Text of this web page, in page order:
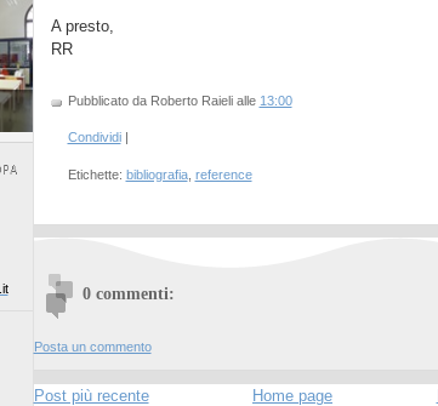
A presto,
RR
Pubblicato da Roberto Raieli alle 13:00
Condividi
Etichette: bibliografia, reference
0 commenti:
Posta un commento
Post più recente
Home page